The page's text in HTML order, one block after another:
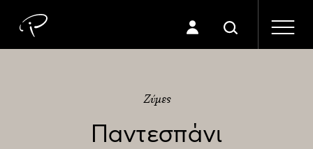
Ζύμες
Παντεσπάνι